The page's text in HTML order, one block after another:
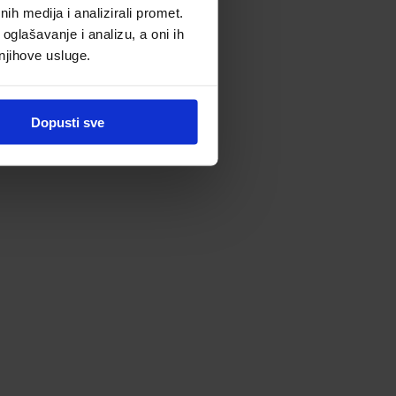
medija i analizirali promet.
i analizu, a oni ih
usluge.
Dopusti sve